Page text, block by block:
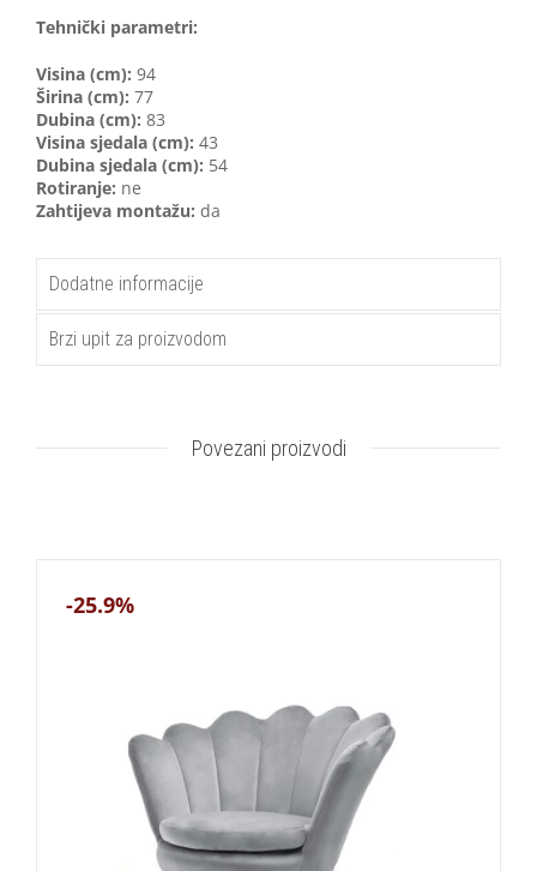
Tehnički parametri:
Visina (cm): 94
Širina (cm): 77
Dubina (cm): 83
Visina sjedala (cm): 43
Dubina sjedala (cm): 54
Rotiranje: ne
Zahtijeva montažu: da
Dodatne informacije
Brzi upit za proizvodom
Povezani proizvodi
-25.9%